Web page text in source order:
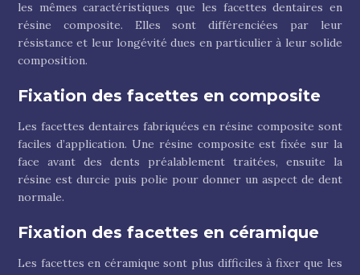
les mêmes caractéristiques que les facettes dentaires en
résine composite. Elles sont différenciées par leur
résistance et leur longévité dues en particulier à leur solide
composition.
Fixation des facettes en composite
Les facettes dentaires fabriquées en résine composite sont
faciles d’application. Une résine composite est fixée sur la
face avant des dents préalablement traitées, ensuite la
résine est durcie puis polie pour donner un aspect de dent
normale.
Fixation des facettes en céramique
Les facettes en céramique sont plus difficiles à fixer que les